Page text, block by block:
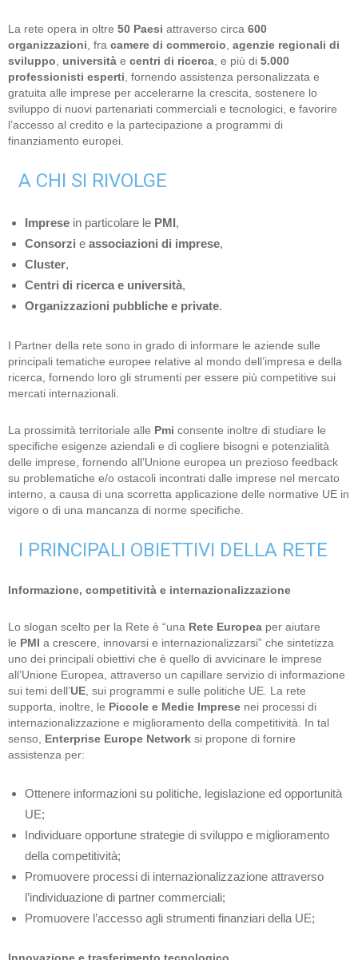
La rete opera in oltre 50 Paesi attraverso circa 600
organizzazioni , fra camere di commercio agenzie regionali di
sviluppo
università e centri di ricerca , e più di 5.000
professionisti esperti , fornendo assistenza personalizzata e
gratuita alle imprese per accelerarne la crescita, sostenere lo
sviluppo di nuovi partenariati commerciali e tecnologici, e favorire
l’accesso al credito e la partecipazione a programmi di
finanziamento europei.
A CHI SI RIVOLGE
Imprese in particolare le PMI,
Consorzi e associazioni di imprese,
Cluster,
Centri di ricerca e università,
Organizzazioni pubbliche e private.
I Partner della rete sono in grado di informare le aziende sulle
principali tematiche europee relative al mondo dell’impresa e della
ricerca, fornendo loro gli strumenti per essere più competitive sui
mercati internazionali.
La prossimità territoriale alle Pmi consente inoltre di studiare le
specifiche esigenze aziendali e di cogliere bisogni e potenzialità
delle imprese, fornendo all’Unione europea un prezioso feedback
su problematiche e/o ostacoli incontrati dalle imprese nel mercato
interno, a causa di una scorretta applicazione delle normative UE in
vigore o di una mancanza di norme specifiche.
I PRINCIPALI OBIETTIVI DELLA RETE
Informazione, competitività e internazionalizzazione
Lo slogan scelto per la Rete è “una Rete Europea per aiutare
le PMI a crescere, innovarsi e internazionalizzarsi” che sintetizza
uno dei principali obiettivi che è quello di avvicinare le imprese
all’Unione Europea, attraverso un capillare servizio di informazione
sui temi dell’UE , sui programmi e sulle politiche UE. La rete
supporta, inoltre, le Piccole e Medie Imprese nei processi di
internazionalizzazione e miglioramento della competitività. In tal
senso, Enterprise Europe Network si propone di fornire
assistenza per:
Ottenere informazioni su politiche, legislazione ed opportunità
UE;
Individuare opportune strategie di sviluppo e miglioramento
della competitività;
Promuovere processi di internazionalizzazione attraverso
l’individuazione di partner commerciali;
Promuovere l’accesso agli strumenti finanziari della UE;